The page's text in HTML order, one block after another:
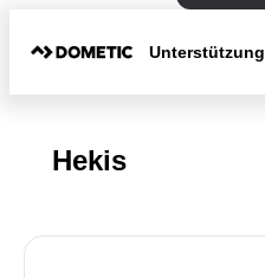
Unterstützung
Hekis